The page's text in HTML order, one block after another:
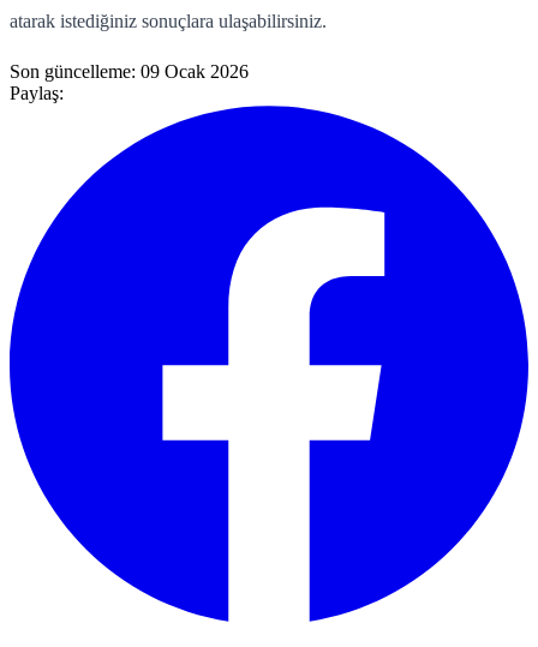
atarak istediğiniz sonuçlara ulaşabilirsiniz.
Son güncelleme: 09 Ocak 2026
Paylaş: